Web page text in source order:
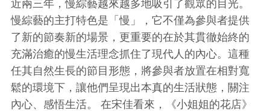
近兩三年，慢綜藝越來越多地吸引了觀眾的目光。
慢綜藝的主打特色是「慢」，它不僅為參與者提供
了新的節奏新的場景，更重要的在於其貫徹始終的
充滿治癒的慢生活理念抓住了現代人的內心。這種
任其自然生長的節目形態，將參與者放置在相對寬
鬆的環境下，讓他們呈現出本真的生活狀態，關注
內心、感悟生活。 在宋佳看來，《小姐姐的花店》